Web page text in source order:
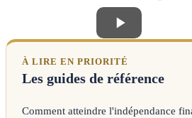
À LIRE EN PRIORITÉ
Les guides de référence
Comment atteindre l'indépendance